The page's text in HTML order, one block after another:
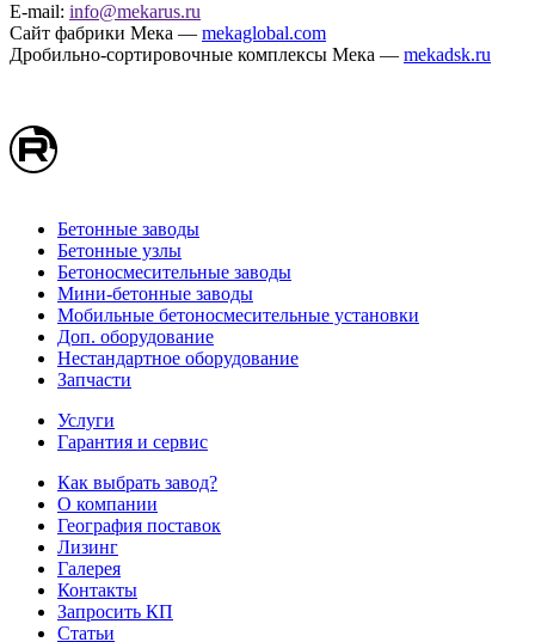
E-mail: info@mekarus.ru
Сайт фабрики Мека — mekaglobal.com
Дробильно-сортировочные комплексы Мека — mekadsk.ru
Бетонные заводы
Бетонные узлы
Бетоносмесительные заводы
Мини-бетонные заводы
Мобильные бетоносмесительные установки
Доп. оборудование
Нестандартное оборудование
Запчасти
Услуги
Гарантия и сервис
Как выбрать завод?
О компании
География поставок
Лизинг
Галерея
Контакты
Запросить КП
Статьи